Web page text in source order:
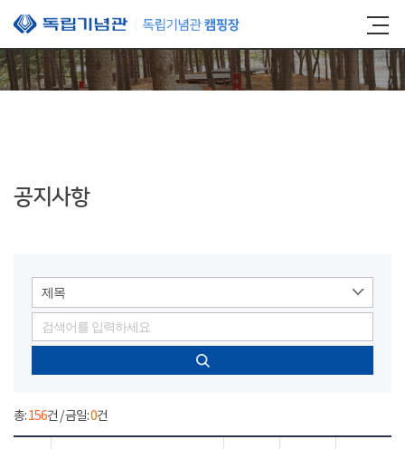
본문 바로가기
공지사항
제목
총:156건 / 금일:0건